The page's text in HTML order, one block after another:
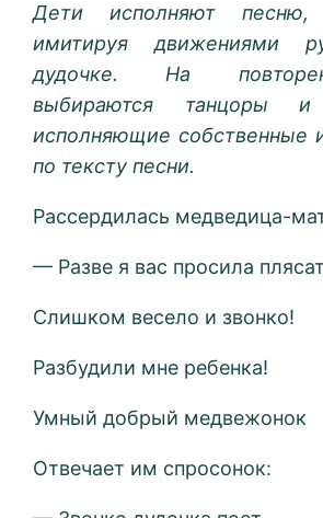
Дети исполняют
имитируя движениями
дудочке. На
выбираются танцоры и
исполняющие собственные
по тексту песни.
Рассердилась медведица-
— Разве я вас просила
Слишком весело и звонко!
Разбудили мне ребенка!
Умный добрый медвежонок
Отвечает им спросонок: